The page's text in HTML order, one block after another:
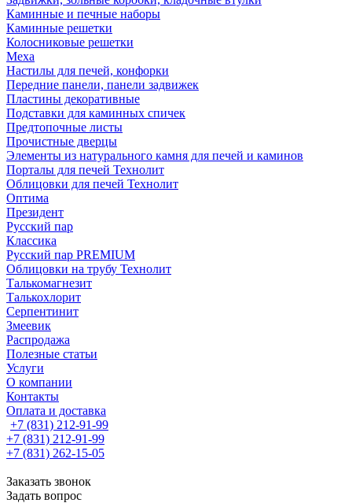
Каминные и печные наборы
Каминные решетки
Колосниковые решетки
Меха
Настилы для печей, конфорки
Передние панели, панели задвижек
Пластины декоративные
Подставки для каминных спичек
Предтопочные листы
Прочистные дверцы
Элементы из натурального камня для печей и каминов
Порталы для печей Технолит
Облицовки для печей Технолит
Оптима
Президент
Русский пар
Классика
Русский пар PREMIUM
Облицовки на трубу Технолит
Талькомагнезит
Талькохлорит
Серпентинит
Змеевик
Распродажа
Полезные статьи
Услуги
О компании
Контакты
Оплата и доставка
+7 (831) 212-91-99
+7 (831) 212-91-99
+7 (831) 262-15-05
Заказать звонок
Задать вопрос